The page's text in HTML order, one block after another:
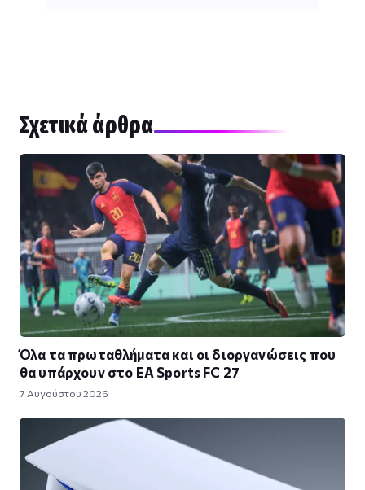
Σχετικά άρθρα
Όλα τα πρωταθλήματα και οι διοργανώσεις που
θα υπάρχουν στο EA Sports FC 27
7 Αυγούστου 2026